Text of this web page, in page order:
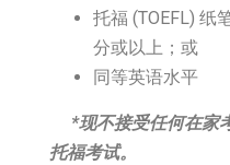
托福 (TOEFL) 纸
分或以上；或
同等英语水平
*现不接受任何在家
托福考试。